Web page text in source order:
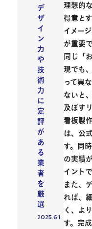
理想的
得意と
イメー
が重要
同じ「
現でも
って異
ないと
及ぼす
看板製
は、公
す。同
の実績
イントで
また、
れば、
く、よ
す。完
デ
ザ
イ
ン
力
や
技
術
力
に
定
評
が
あ
る
業
者
を
厳
選
投稿日
2025.6.1